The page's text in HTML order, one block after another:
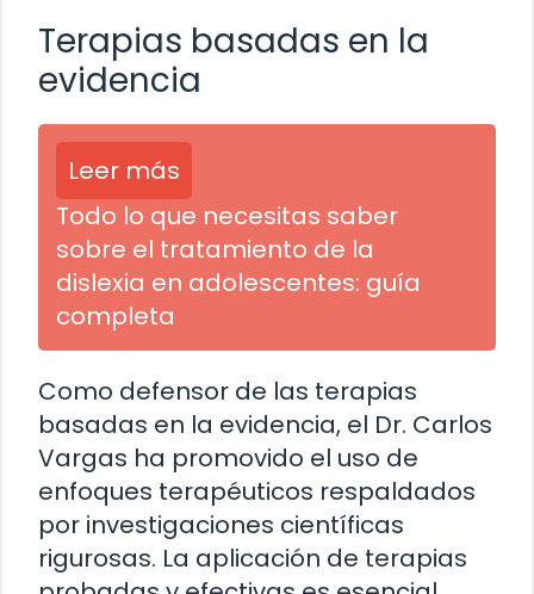
Terapias basadas en la
evidencia
Leer más
Todo lo que necesitas saber
sobre el tratamiento de la
dislexia en adolescentes: guía
completa
Como defensor de las terapias
basadas en la evidencia, el Dr. Carlos
Vargas ha promovido el uso de
enfoques terapéuticos respaldados
por investigaciones científicas
rigurosas. La aplicación de terapias